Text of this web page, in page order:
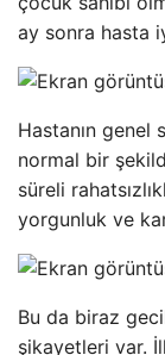
ay sonra hasta
Hastanın genel
normal bir
süreli
yorgunluk ve
Bu da biraz
şikayetleri var.